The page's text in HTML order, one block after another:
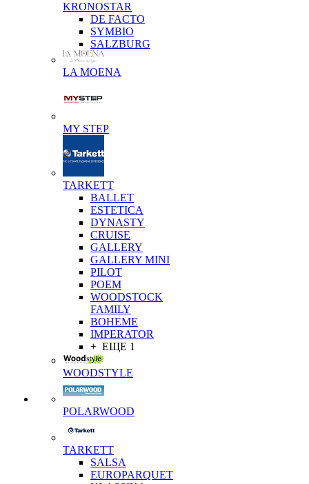
KRONOSTAR
DE FACTO
SYMBIO
SALZBURG
LA MOENA
MY STEP
TARKETT
BALLET
ESTETICA
DYNASTY
CRUISE
GALLERY
GALLERY MINI
PILOT
POEM
WOODSTOCK
FAMILY
BOHEME
IMPERATOR
+ ЕЩЕ 1
WOODSTYLE
POLARWOOD
TARKETT
SALSA
EUROPARQUET